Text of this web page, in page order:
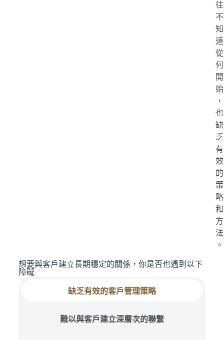
往
不
知
道
從
何
開
始
，
也
缺
乏
有
效
的
策
略
和
方
法
。
想要與客戶建立長期穩定的關係，你是否也遇到以下
障礙
缺乏有效的客戶管理策略
難以與客戶建立深層次的聯繫